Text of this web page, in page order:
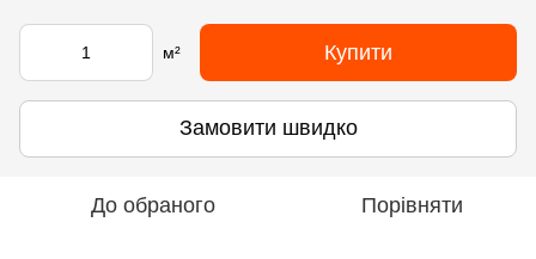
м² Купити
Замовити швидко
До обраного Порівняти